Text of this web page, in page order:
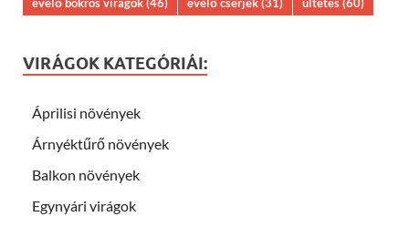
évelő bokros virágok(46) évelő cserjék(31) ültetés(60)
VIRÁGOK KATEGÓRIÁI:
Áprilisi növények
Árnyéktűrő növények
Balkon növények
Egynyári virágok